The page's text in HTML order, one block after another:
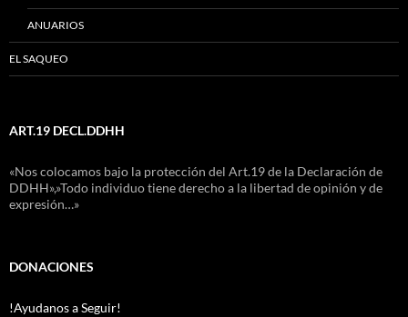
ANUARIOS
EL SAQUEO
ART.19 DECL.DDHH
«Nos colocamos bajo la protección del Art.19 de la Declaración de
DDHH»,»Todo individuo tiene derecho a la libertad de opinión y de
expresión…»
DONACIONES
!Ayudanos a Seguir!